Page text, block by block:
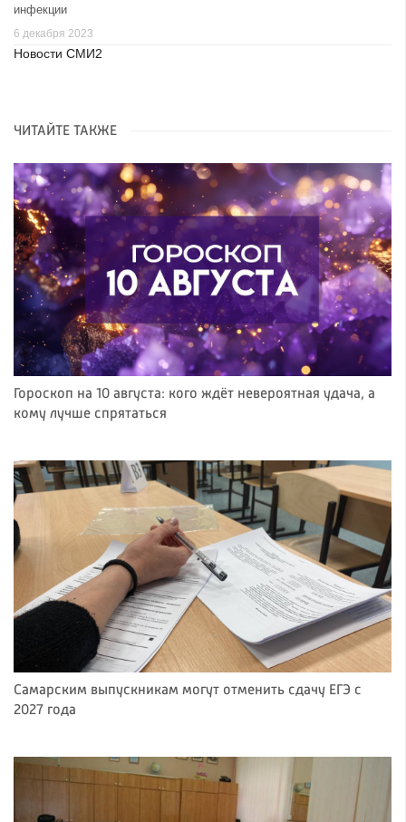
инфекции
6 декабря 2023
Новости СМИ2
ЧИТАЙТЕ ТАКЖЕ
Гороскоп на 10 августа: кого ждёт невероятная удача, а
кому лучше спрятаться
Самарским выпускникам могут отменить сдачу ЕГЭ с
2027 года